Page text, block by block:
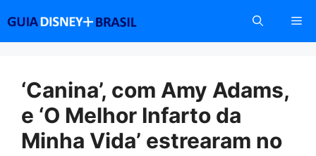
conteúdo
‘Canina’, com Amy Adams,
e ‘O Melhor Infarto da
Minha Vida’ estrearam no